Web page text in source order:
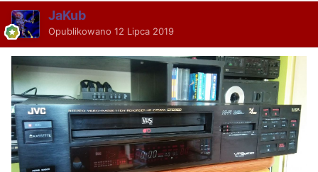
JaKub
Opublikowano 12 Lipca 2019